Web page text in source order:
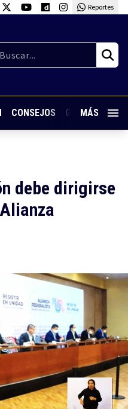
Reportes
CONSEJOS GUARDIA
MÁS
debe dirigirse